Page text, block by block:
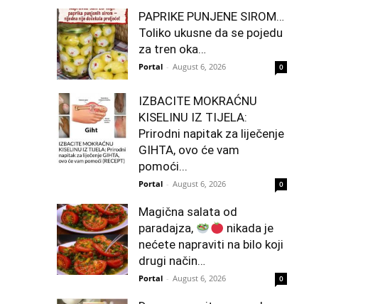
PAPRIKE PUNJENE SIROM…
Toliko ukusne da se pojedu
za tren oka…
Portal - August 6, 2026 0
IZBACITE MOKRAĆNU
KISELINU IZ TIJELA:
Prirodni napitak za liječenje
GIHTA, ovo će vam
pomoći...
Portal - August 6, 2026 0
Magična salata od
paradajza,
nikada je
nećete napraviti na bilo koji
drugi način…
Portal - August 6, 2026 0